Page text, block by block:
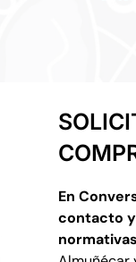
En
contacto